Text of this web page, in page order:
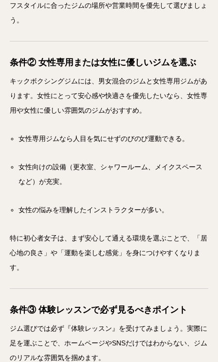
フスタイルに合ったジムの場所や営業時間を優先して選びましょ
う。
条件② 女性専用または女性に優しいジムを選ぶ
キックボクシングジムには、男女混合のジムと女性専用ジムがあ
ります。女性にとって安心感や快適さを優先したいなら、女性専
用や女性に優しい雰囲気のジムがおすすめ。
女性専用ジムなら人目を気にせずのびのび運動できる。
女性向けの設備（更衣室、シャワールーム、メイクスペース
など）が充実。
女性の悩みを理解したインストラクターが多い。
特に初心者女子は、まず安心して通える環境を選ぶことで、「居
心地の良さ」や「運動を楽しむ感覚」を身につけやすくなりま
す。
条件③ 体験レッスンで必ず見るべきポイント
ジム選びでは必ず『体験レッスン』を受けてみましょう。実際に
足を運ぶことで、ホームページやSNSだけではわからない、ジム
のリアルな雰囲気を掴めます。